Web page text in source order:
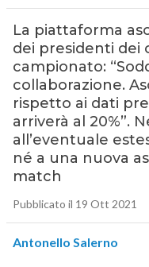
La piattaforma
dei presidenti dei
campionato:
collaborazione.
rispetto ai dati
arriverà al 20%”.
all’eventuale
né a una nuova
match
Pubblicato il 19 Ott 2021
Antonello Salerno